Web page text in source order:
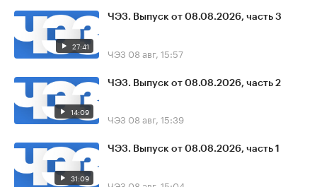
27:41
ЧЭЗ. Выпуск от 08.08.2026, часть 3
ЧЭЗ 08 авг, 15:57
14:09
ЧЭЗ. Выпуск от 08.08.2026, часть 2
ЧЭЗ 08 авг, 15:39
31:09
ЧЭЗ. Выпуск от 08.08.2026, часть 1